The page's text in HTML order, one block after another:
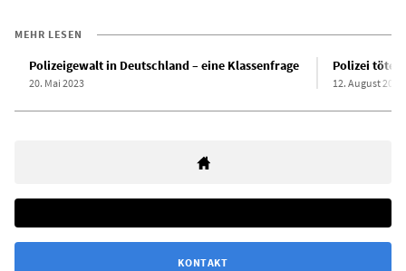
MEHR LESEN
Polizeigewalt in Deutschland – eine Klassenfrage
20. Mai 2023
Polizei tötet
12. August 2022
KONTAKT